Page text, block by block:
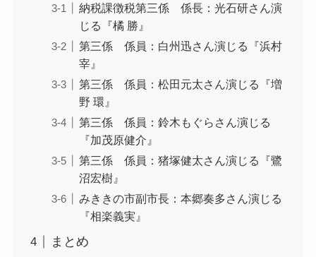
納税課徴税第三係 係長：光石研さん演
じる『橘 勝』
第三係 係員：白州迅さん演じる『浜村
宰』
第三係 係員：松田元太さん演じる『増
野 環』
第三係 係員：鈴木もぐらさん演じる
『加茂原健介』
第三係 係員：猪塚健太さん演じる『鷺
沼宏樹』
みききの市副市長：本郷奏多さん演じる
『相楽義実』
まとめ